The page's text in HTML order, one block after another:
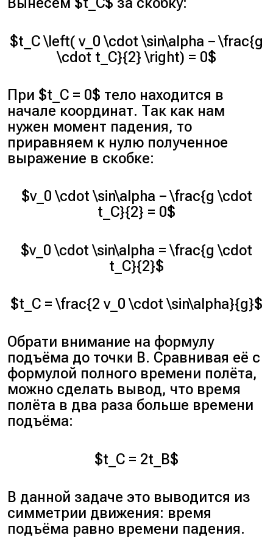
$t_C \left( v_0 \cdot \sin\alpha − \frac{g
\cdot t_C}{2} \right) = 0$
При $t_С = 0$ тело находится в
начале координат. Так как нам
нужен момент падения, то
приравняем к нулю полученное
выражение в скобке:
$v_0 \cdot \sin\alpha − \frac{g \cdot
t_C}{2} = 0$
$v_0 \cdot \sin\alpha = \frac{g \cdot
t_C}{2}$
$t_C = \frac{2 v_0 \cdot \sin\alpha}{g}$
Обрати внимание на формулу
подъёма до точки В. Сравнивая её с
формулой полного времени полёта,
можно сделать вывод, что время
полёта в два раза больше времени
подъёма:
$t_C = 2t_B$
В данной задаче это выводится из
симметрии движения: время
подъёма равно времени падения.